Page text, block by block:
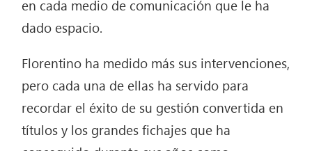
en cada medio de comunicación que le ha
dado espacio.
Florentino ha medido más sus intervenciones,
pero cada una de ellas ha servido para
recordar el éxito de su gestión convertida en
títulos y los grandes fichajes que ha